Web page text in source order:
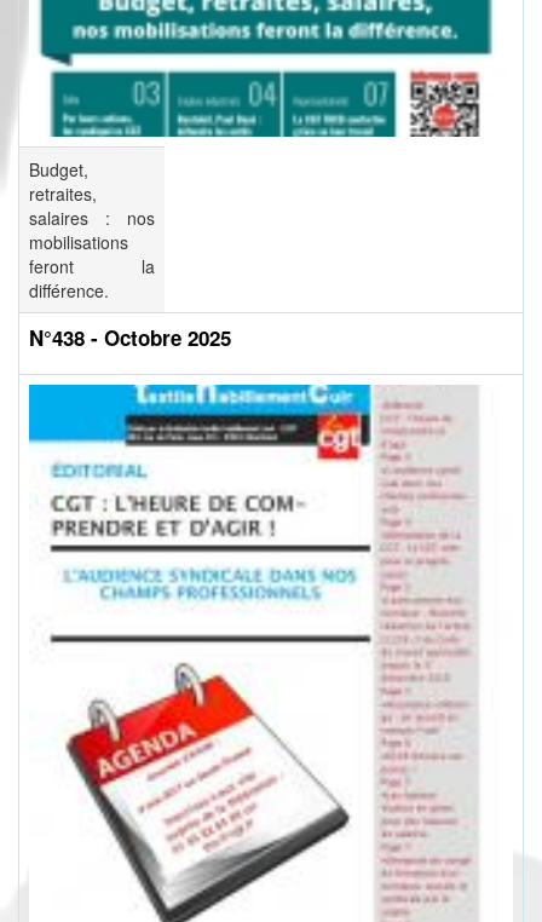
Budget,
retraites,
salaires : nos
mobilisations
feront la
différence.
N°438 - Octobre 2025